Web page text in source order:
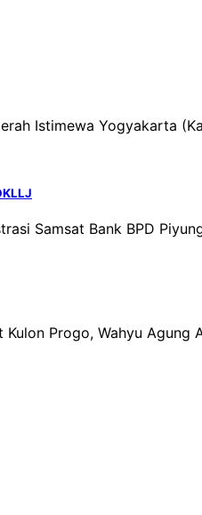
Istimewa Yogyakarta
Samsat Bank BPD
Progo, Wahyu